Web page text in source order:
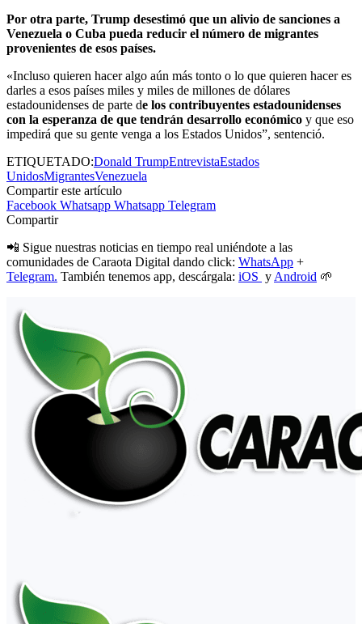
Por otra parte, Trump desestimó que un alivio de sanciones a
Venezuela o Cuba pueda reducir el número de migrantes
provenientes de esos países.
«Incluso quieren hacer algo aún más tonto o lo que quieren hacer es
darles a esos países miles y miles de millones de dólares
estadounidenses de parte de los contribuyentes estadounidenses
con la esperanza de que tendrán desarrollo económico y que eso
impedirá que su gente venga a los Estados Unidos”, sentenció.
ETIQUETADO:Donald TrumpEntrevistaEstados
UnidosMigrantesVenezuela
Compartir este artículo
Facebook Whatsapp Whatsapp Telegram
Compartir
📲 Sigue nuestras noticias en tiempo real uniéndote a las
comunidades de Caraota Digital dando click: WhatsApp +
Telegram. También tenemos app, descárgala: iOS y Android 🌱